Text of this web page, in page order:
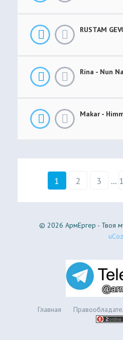
Rina - Nun Na
Makar -
1 2 3 ...
© 2026 АрмЕргер - Твоя
uCoz
Главная